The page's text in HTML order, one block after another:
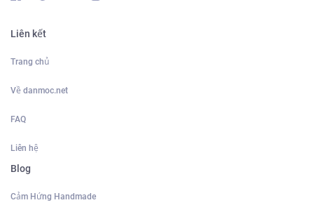
Liên kết
Trang chủ
Về danmoc.net
FAQ
Liên hệ
Blog
Cảm Hứng Handmade